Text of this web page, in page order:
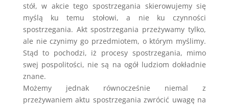
stół, w akcie tego spostrzegania skierowujemy się
myślą ku temu stołowi, a nie ku czynności
spostrzegania. Akt spostrzegania przeżywamy tylko,
ale nie czynimy go przedmiotem, o którym myślimy.
Stąd to pochodzi, iż procesy spostrzegania, mimo
swej pospolitości, nie są na ogół ludziom dokładnie
znane.
Możemy jednak równocześnie niemal z
przeżywaniem aktu spostrzegania zwrócić uwagę na